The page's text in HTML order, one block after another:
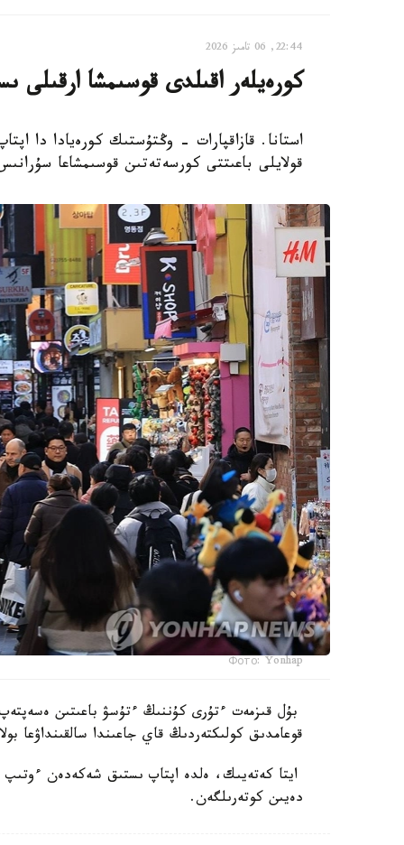
22:44, 06 تامىز 2026
كورەيلەر اقىلدى قوسىمشا ارقىلى
استانا. قازاقپارات - وڭتۇستىك كورەيادا دا
قولايلى باعىتتى كورسەتەتىن قوسىمشاعا
Фото: Yonhap
بۇل قىزمەت ءتۇرى كۇننىڭ ءتۇسۋ باعىتىن
قوعامدىق كولىكتەردىڭ قاي جاعىندا سالقىنداۋعا
دەيىن كوتەرىلگەن.